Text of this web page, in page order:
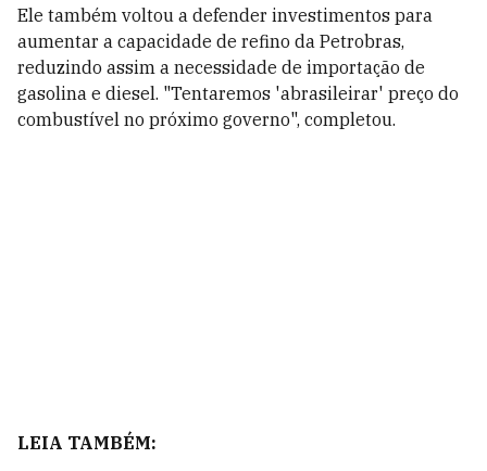
Ele também voltou a defender investimentos para
aumentar a capacidade de refino da Petrobras,
reduzindo assim a necessidade de importação de
gasolina e diesel. "Tentaremos 'abrasileirar' preço do
combustível no próximo governo", completou.
LEIA TAMBÉM: